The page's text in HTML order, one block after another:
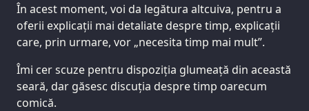
În acest moment, voi da legătura altcuiva, pentru a
oferii explicații mai detaliate despre timp, explicații
care, prin urmare, vor „necesita timp mai mult”.
Îmi cer scuze pentru dispoziția glumeață din această
seară, dar găsesc discuția despre timp oarecum
comică.